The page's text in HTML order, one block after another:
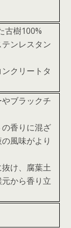
古樹100%
ンレスタン
クリートタ
ブラックチ
香りに混ざ
風味がより
け、腐葉土
から香り立